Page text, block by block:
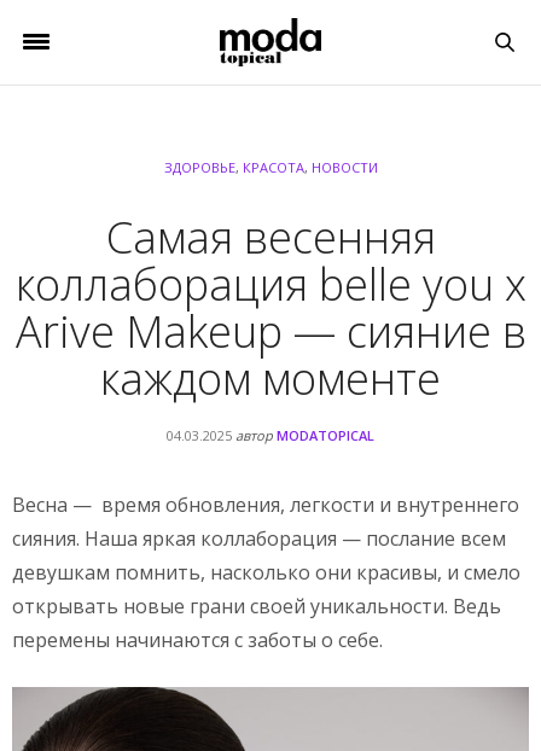
ЗДОРОВЬЕ, КРАСОТА, НОВОСТИ
Самая весенняя
коллаборация belle you x
Arive Makeup — сияние в
каждом моменте
04.03.2025 автор MODATOPICAL
Весна — время обновления, легкости и внутреннего
сияния. Наша яркая коллаборация — послание всем
девушкам помнить, насколько они красивы, и смело
открывать новые грани своей уникальности. Ведь
перемены начинаются с заботы о себе.